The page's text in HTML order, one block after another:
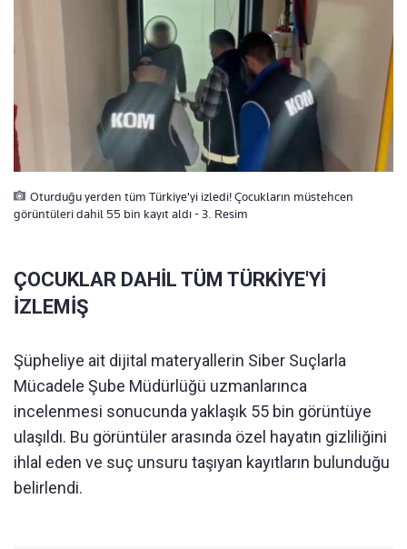
Oturduğu yerden tüm Türkiye'yi izledi! Çocukların müstehcen
görüntüleri dahil 55 bin kayıt aldı - 3. Resim
ÇOCUKLAR DAHİL TÜM TÜRKİYE'Yİ
İZLEMİŞ
Şüpheliye ait dijital materyallerin Siber Suçlarla
Mücadele Şube Müdürlüğü uzmanlarınca
incelenmesi sonucunda yaklaşık 55 bin görüntüye
ulaşıldı. Bu görüntüler arasında özel hayatın gizliliğini
ihlal eden ve suç unsuru taşıyan kayıtların bulunduğu
belirlendi.